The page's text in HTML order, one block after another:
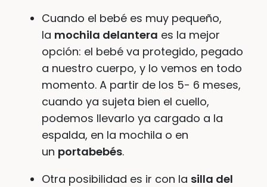
Cuando el bebé es muy pequeño,
la mochila delantera es la mejor
opción: el bebé va protegido, pegado
a nuestro cuerpo, y lo vemos en todo
momento. A partir de los 5- 6 meses,
cuando ya sujeta bien el cuello,
podemos llevarlo ya cargado a la
espalda, en la mochila o en
un portabebés.
Otra posibilidad es ir con la silla del